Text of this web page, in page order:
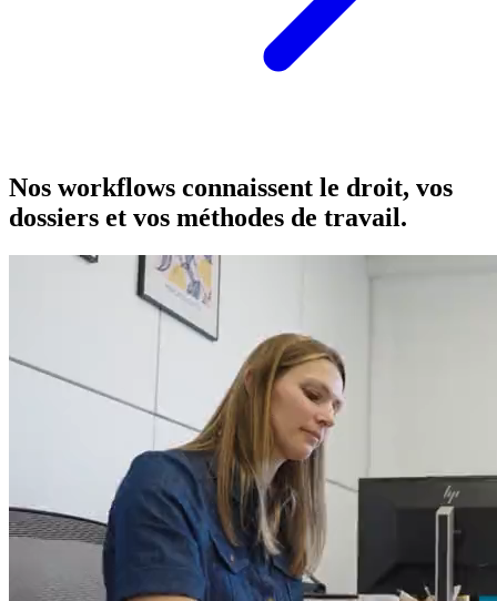
Nos workflows connaissent le droit, vos
dossiers et vos méthodes de travail.